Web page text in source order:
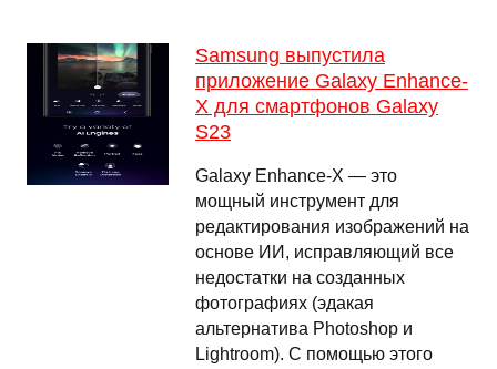
Samsung выпустила
приложение Galaxy Enhance-
X для смартфонов Galaxy
S23
Galaxy Enhance-X — это
мощный инструмент для
редактирования изображений на
основе ИИ, исправляющий все
недостатки на созданных
фотографиях (эдакая
альтернатива Photoshop и
Lightroom). С помощью этого